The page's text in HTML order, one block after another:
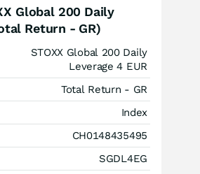
Global 200 Daily
Return - GR)
STOXX Global 200 Daily
Leverage 4 EUR
Total Return - GR
Index
CH0148435495
SGDL4EG